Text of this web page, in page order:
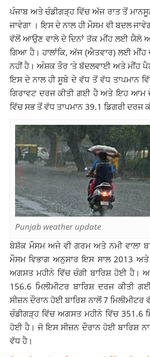
ਪੰਜਾਬ ਅਤੇ ਚੰਡੀਗੜ੍ਹ ਵਿੱਚ ਅੱਜ ਰਾਤ ਤੋਂ
ਜਾਵੇਗਾ । ਇਸ ਦੇ ਨਾਲ ਹੀ ਮੌਸਮ ਵੀ ਬਦਲ
ਵੱਲੋਂ ਆਉਣ ਵਾਲੇ ਦੋ ਦਿਨਾਂ ਤੱਕ ਮੀਂਹ ਲਈ ਯੈਲੋ
ਗਿਆ ਹੈ। ਹਾਲਾਂਕਿ, ਅੱਜ (ਐਤਵਾਰ) ਲਈ ਮੀਂਹ
ਨਹੀਂ ਹੈ। ਅੰਸ਼ਕ ਤੌਰ ‘ਤੇ ਬੱਦਲਵਾਈ ਅਤੇ ਮੀਂਹ
ਇਸ ਦੇ ਨਾਲ ਹੀ ਸੂਬੇ ਦੇ ਵੱਧ ਤੋਂ ਵੱਧ ਤਾਪਮਾਨ
ਗਿਰਾਵਟ ਦਰਜ ਕੀਤੀ ਗਈ ਹੈ ਅਤੇ ਇਹ ਆਮ
ਵਿੱਚ ਸਭ ਤੋਂ ਵੱਧ ਤਾਪਮਾਨ 39.1 ਡਿਗਰੀ ਦਰਜ
Punjab weather update
ਬੇਸ਼ੱਕ ਮੌਸਮ ਅਜੇ ਵੀ ਗਰਮ ਅਤੇ ਨਮੀ ਵਾਲਾ
ਮੌਸਮ ਵਿਭਾਗ ਅਨੁਸਾਰ ਇਸ ਸਾਲ 2013
ਅਗਸਤ ਮਹੀਨੇ ਵਿੱਚ ਚੰਗੀ ਬਾਰਿਸ਼ ਹੋਈ ਹੈ।
156.6 ਮਿਲੀਮੀਟਰ ਬਾਰਿਸ਼ ਦਰਜ ਕੀਤੀ
ਸੀਜ਼ਨ ਦੌਰਾਨ ਹੋਈ ਬਾਰਿਸ਼ ਨਾਲੋਂ 7
ਚੰਡੀਗੜ੍ਹ ਵਿੱਚ ਅਗਸਤ ਮਹੀਨੇ ਵਿੱਚ 351.6
ਹੋਈ ਹੈ। ਜੋ ਇਸ ਸੀਜ਼ਨ ਦੌਰਾਨ ਹੋਈ ਬਾਰਿਸ਼
ਵੱਧ ਹੈ।